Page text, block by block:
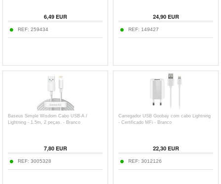
6,49EUR
REF: 259434
24,90EUR
REF: 149427
Baseus Simple Wisdom Cabo USB-A /
Lightning - 1.5m, 2 peças. - Branco
7,80EUR
REF: 3005328
Carregador USB Goobay com cabo Lightning
- Certificado MFi - Branco
22,30EUR
REF: 3012126